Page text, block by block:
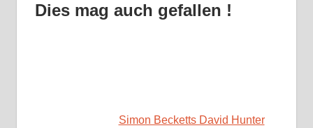
Dies mag auch gefallen !
Simon Becketts David Hunter